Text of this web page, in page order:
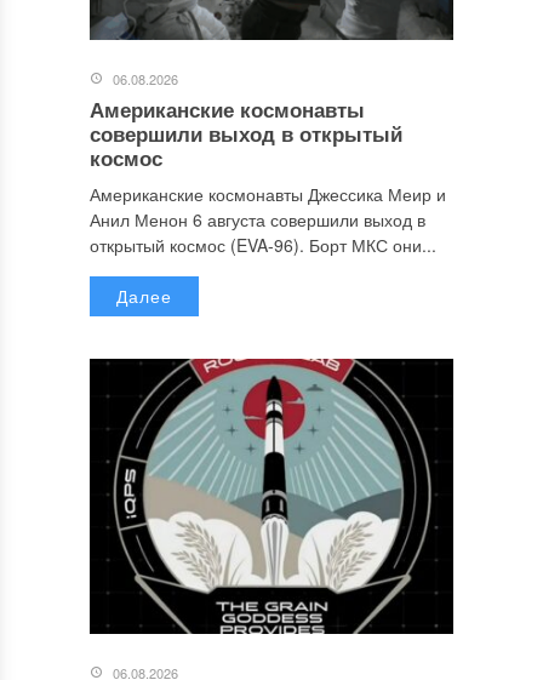
06.08.2026
Американские космонавты
совершили выход в открытый
космос
Американские космонавты Джессика Меир и
Анил Менон 6 августа совершили выход в
открытый космос (EVA-96). Борт МКС они...
Далее
06.08.2026